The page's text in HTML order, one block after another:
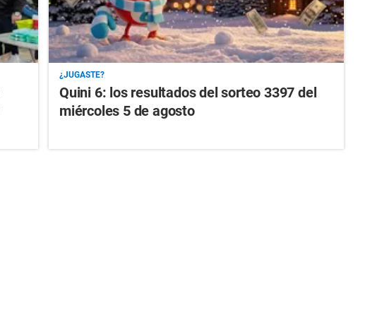
¿JUGASTE?
Quini 6: los resultados del sorteo 3397 del
miércoles 5 de agosto